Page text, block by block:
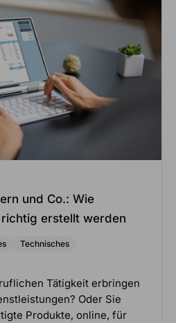
und Co.: Wie
erstellt werden
Technisches
Tätigkeit erbringen
Oder Sie
Produkte, online, für